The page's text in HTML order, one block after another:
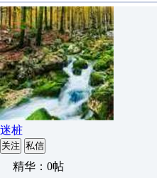
迷桩
关注 私信
精华：0帖